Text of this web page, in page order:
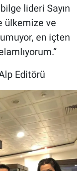
lideri Sayın
ülkemize ve
en içten
Editörü